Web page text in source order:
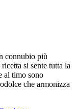
connubio più
si sente tutta la
al timo sono
che armonizza